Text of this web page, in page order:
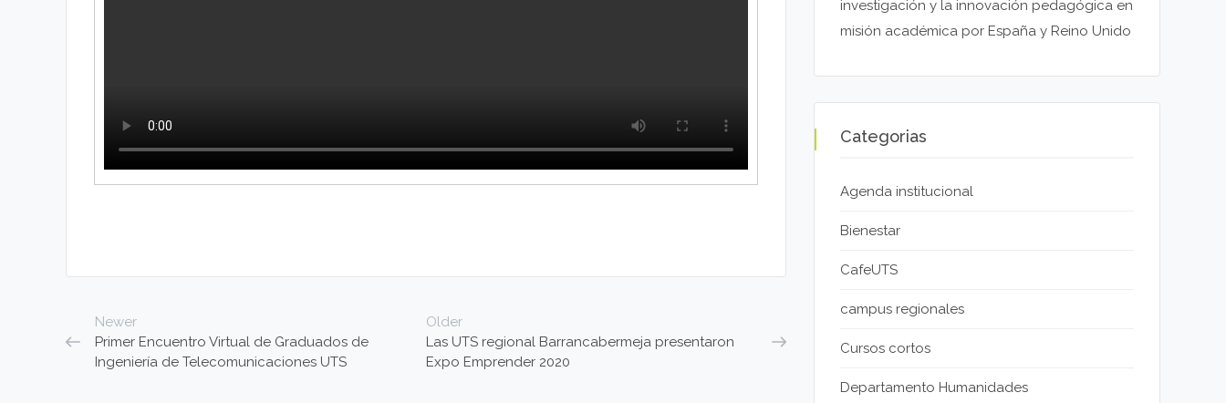
Newer
Primer Encuentro Virtual de Graduados de
Ingeniería de Telecomunicaciones UTS
Older
Las UTS regional Barrancabermeja presentaron
Expo Emprender 2020
investigación y la innovación pedagógica en
misión académica por España y Reino Unido
Categorias
Agenda institucional
Bienestar
CafeUTS
campus regionales
Cursos cortos
Departamento Humanidades